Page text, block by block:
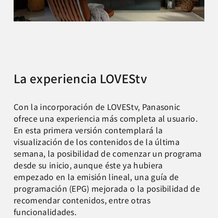
La experiencia LOVEStv
Con la incorporación de LOVEStv, Panasonic
ofrece una experiencia más completa al usuario.
En esta primera versión contemplará la
visualización de los contenidos de la última
semana, la posibilidad de comenzar un programa
desde su inicio, aunque éste ya hubiera
empezado en la emisión lineal, una guía de
programación (EPG) mejorada o la posibilidad de
recomendar contenidos, entre otras
funcionalidades.